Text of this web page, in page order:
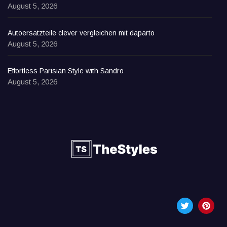
August 5, 2026
Autoersatzteile clever vergleichen mit daparto
August 5, 2026
Effortless Parisian Style with Sandro
August 5, 2026